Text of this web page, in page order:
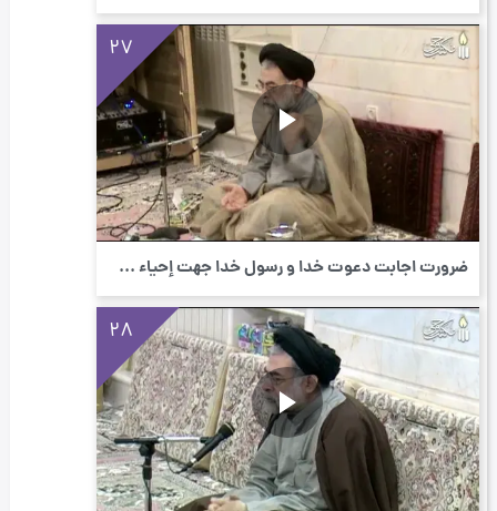
27
ضرورت اجابت دعوت خدا و رسول خدا جهت إحیاء ...
28